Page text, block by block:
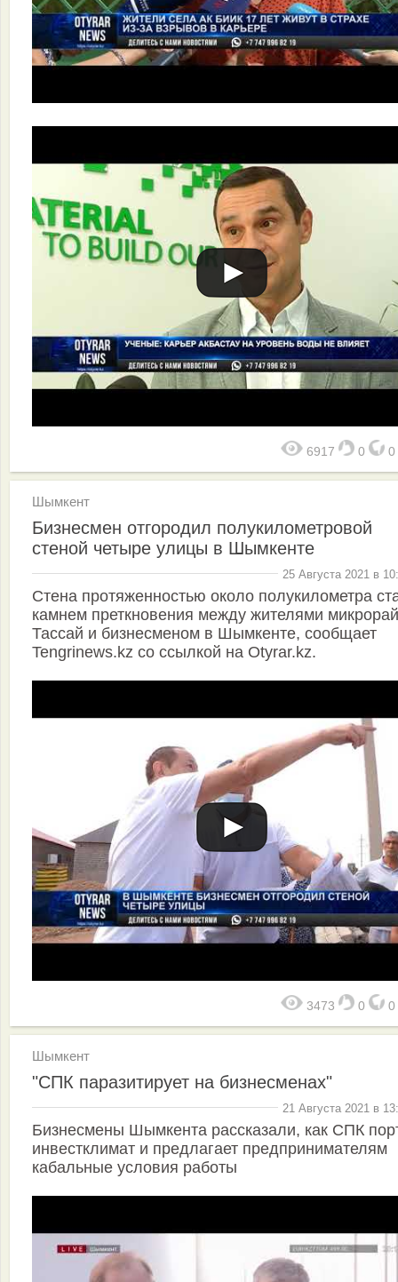
6917 0 0
Шымкент
Бизнесмен отгородил полукилометровой
стеной четыре улицы в Шымкенте
25 Августа 2021 в
Стена протяженностью около полукилометра
камнем преткновения между жителями
Тассай и бизнесменом в Шымкенте, сообщает
Tengrinews.kz со ссылкой на Otyrar.kz.
3473 0 0
Шымкент
"СПК паразитирует на бизнесменах"
21 Августа 2021 в
Бизнесмены Шымкента рассказали, как СПК
инвестклимат и предлагает предпринимателям
кабальные условия работы